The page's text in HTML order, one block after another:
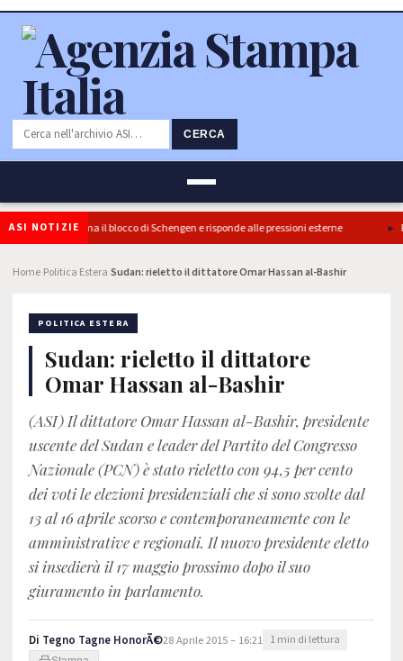
CERCA
ASI NOTIZIE
l’Italia conferma il blocco di Schengen e risponde alle pressioni esterne
Home Politica Estera Sudan: rieletto il dittatore Omar Hassan al-Bashir
POLITICA ESTERA
Sudan: rieletto il dittatore
Omar Hassan al-Bashir
(ASI) Il dittatore Omar Hassan al-Bashir, presidente
uscente del Sudan e leader del Partito del Congresso
Nazionale (PCN) è stato rieletto con 94,5 per cento
dei voti le elezioni presidenziali che si sono svolte dal
13 al 16 aprile scorso e contemporaneamente con le
amministrative e regionali. Il nuovo presidente eletto
si insedierà il 17 maggio prossimo dopo il suo
giuramento in parlamento.
Di Tegno Tagne HonorÃ©28 Aprile 2015 – 16:21 1 min di lettura